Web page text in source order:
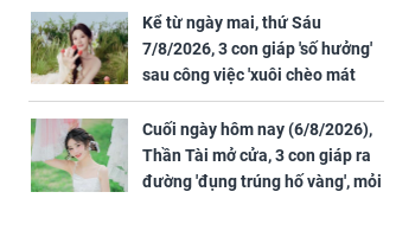
ứng ngược khi than
nghèo
Kể từ ngày mai, thứ Sáu
7/8/2026, 3 con giáp 'số hưởng'
sau công việc 'xuôi chèo mát
mái', tiền tài 'thu về như nước',
tình duyên viên mãn
Cuối ngày hôm nay (6/8/2026),
Thần Tài mở cửa, 3 con giáp ra
đường 'đụng trúng hố vàng', mỏi